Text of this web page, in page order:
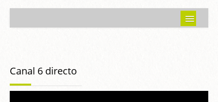
Programas emitidos
Canal 6 directo